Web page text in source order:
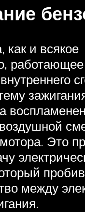
как и всякое
Это
между